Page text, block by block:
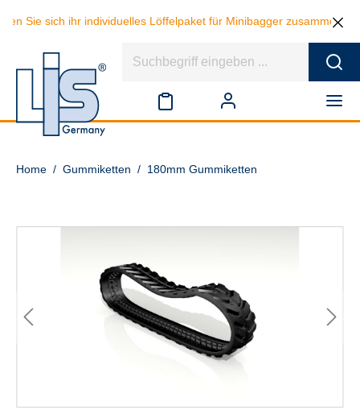
ihr individuelles Löffelpaket für Minibagger zusammen und
Home / Gummiketten / 180mm Gummiketten